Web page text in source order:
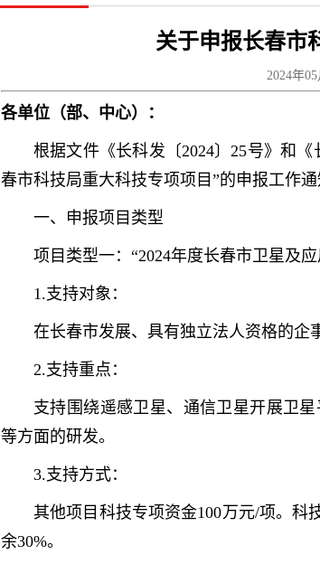
关于申报长春市
2024年
各单位（部、中心）：
根据文件《长科发〔2024〕25号》和
春市科技局重大科技专项项目”的申报工作通
一、申报项目类型
项目类型一：“2024年度长春市卫星及
1.支持对象：
在长春市发展、具有独立法人资格的企
2.支持重点：
支持围绕遥感卫星、通信卫星开展卫
等方面的研发。
3.支持方式：
其他项目科技专项资金100万元/项。科
余30%。